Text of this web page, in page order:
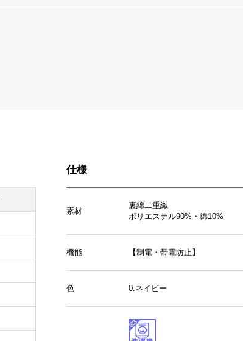
仕様
素材
裏綿二重織
ポリエステル90%・綿10%
機能 【制電・帯電防止】
色 0.ネイビー